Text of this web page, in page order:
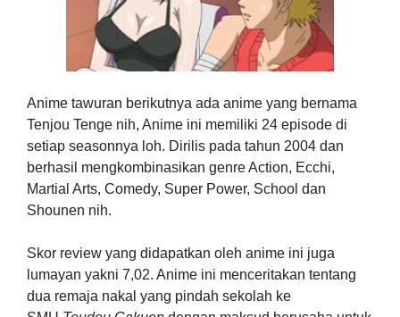
Anime tawuran berikutnya ada anime yang bernama
Tenjou Tenge nih, Anime ini memiliki 24 episode di
setiap seasonnya loh. Dirilis pada tahun 2004 dan
berhasil mengkombinasikan genre Action, Ecchi,
Martial Arts, Comedy, Super Power, School dan
Shounen nih.
Skor review yang didapatkan oleh anime ini juga
lumayan yakni 7,02. Anime ini menceritakan tentang
dua remaja nakal yang pindah sekolah ke